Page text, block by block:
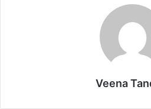
Veena